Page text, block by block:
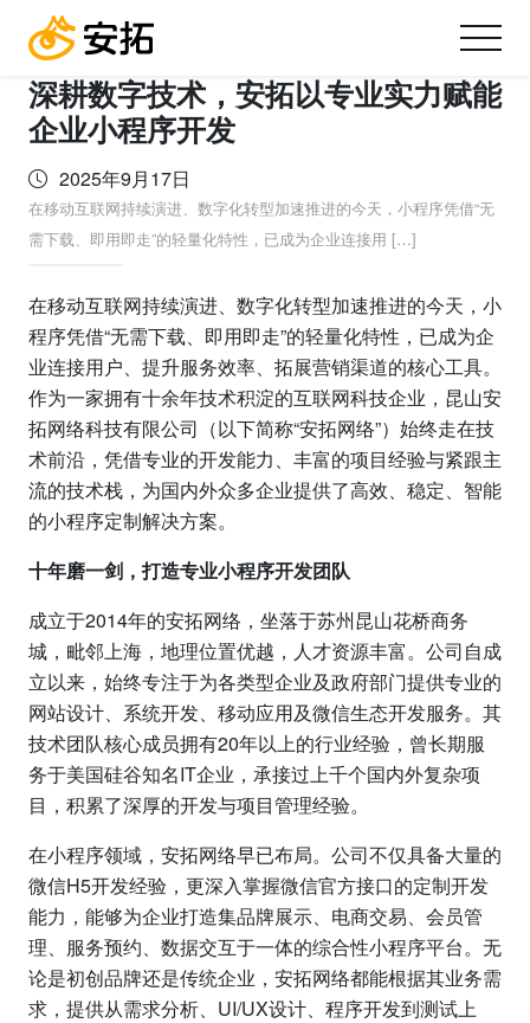
深耕数字技术，安拓以专业实力赋能
企业小程序开发
2025年9月17日
在移动互联网持续演进、数字化转型加速推进的今天，小程序凭借“无
需下载、即用即走”的轻量化特性，已成为企业连接用 […]
在移动互联网持续演进、数字化转型加速推进的今天，小
程序凭借“无需下载、即用即走”的轻量化特性，已成为企
业连接用户、提升服务效率、拓展营销渠道的核心工具。
作为一家拥有十余年技术积淀的互联网科技企业，昆山安
拓网络科技有限公司（以下简称“安拓网络”）始终走在技
术前沿，凭借专业的开发能力、丰富的项目经验与紧跟主
流的技术栈，为国内外众多企业提供了高效、稳定、智能
的小程序定制解决方案。
十年磨一剑，打造专业小程序开发团队
成立于2014年的安拓网络，坐落于苏州昆山花桥商务
城，毗邻上海，地理位置优越，人才资源丰富。公司自成
立以来，始终专注于为各类型企业及政府部门提供专业的
网站设计、系统开发、移动应用及微信生态开发服务。其
技术团队核心成员拥有20年以上的行业经验，曾长期服
务于美国硅谷知名IT企业，承接过上千个国内外复杂项
目，积累了深厚的开发与项目管理经验。
在小程序领域，安拓网络早已布局。公司不仅具备大量的
微信H5开发经验，更深入掌握微信官方接口的定制开发
能力，能够为企业打造集品牌展示、电商交易、会员管
理、服务预约、数据交互于一体的综合性小程序平台。无
论是初创品牌还是传统企业，安拓网络都能根据其业务需
求，提供从需求分析、UI/UX设计、程序开发到测试上